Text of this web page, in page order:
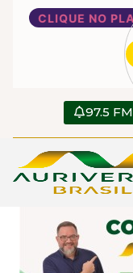
CLIQUE NO
97.5